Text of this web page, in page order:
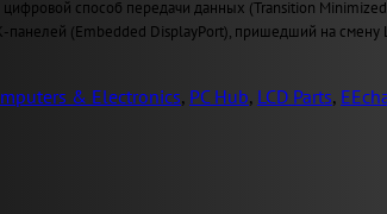
цифровой способ передачи данных (Transition
панелей (Embedded DisplayPort), пришедший на
& Electronics, PC Hub, LCD Parts,